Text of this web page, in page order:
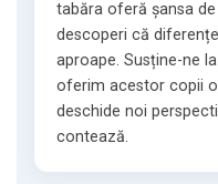
tabăra oferă șansa
descoperi că
aproape. Susține-ne
oferim acestor copii
deschide noi
contează.